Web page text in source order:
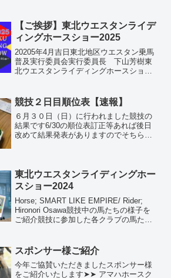
ンライディングホースショー開催開催概
要の書類ダウンロ...
【ご挨拶】東北ウエスタンライデ
ィングホースショー2025
20205年4月吉日東北地区ウエスタン乗馬
普及実行委員会実行委員長 下山芳樹東
北ウエスタンライディングホースショ
地で3年続けて競技会を開催する運びとな
りましたこれも...
競技２日目順位表【速報】
６月３０日（日）に行われました競技の
結果です6/30の順位表訂正等あれば後日
改めて結果発表がありますのでそちらで
東北ウエスタンライディングホー
スショー2024
Horse; SMART LIKE EMPIRE/ Rider;
Hironori Osawa競技中の馬たちの様子を
ご紹介競技に参加した各クラブの馬たち
エスタンラ...
スポンサー様ご紹介
今年ご協賛いただきましたスポンサー様
をご紹介いたします➤➤ アマハホースク